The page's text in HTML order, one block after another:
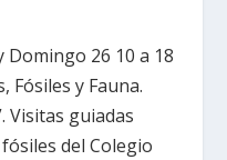
Domingo 26 10 a 18
Fósiles y Fauna.
Visitas guiadas
del Colegio